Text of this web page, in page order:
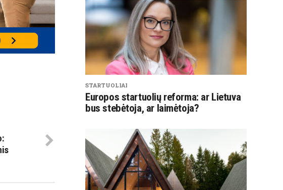
STARTUOLIAI
Europos startuolių reforma: ar Lietuva
bus stebėtoja, ar laimėtoja?